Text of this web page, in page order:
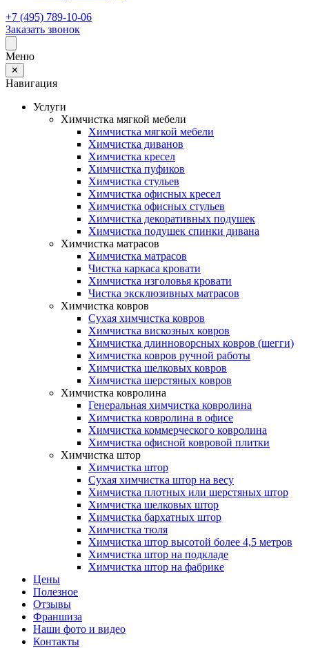
+7 (495) 789-10-06
Заказать звонок
Меню
✕
Навигация
Услуги
Химчистка мягкой мебели
Химчистка мягкой мебели
Химчистка диванов
Химчистка кресел
Химчистка пуфиков
Химчистка стульев
Химчистка офисных кресел
Химчистка офисных стульев
Химчистка декоративных подушек
Химчистка подушек спинки дивана
Химчистка матрасов
Химчистка матрасов
Чистка каркаса кровати
Химчистка изголовья кровати
Чистка эксклюзивных матрасов
Химчистка ковров
Сухая химчистка ковров
Химчистка вискозных ковров
Химчистка длинноворсных ковров (шегги)
Химчистка ковров ручной работы
Химчистка шелковых ковров
Химчистка шерстяных ковров
Химчистка ковролина
Генеральная химчистка ковролина
Химчистка ковролина в офисе
Химчистка коммерческого ковролина
Химчистка офисной ковровой плитки
Химчистка штор
Химчистка штор
Сухая химчистка штор на весу
Химчистка плотных или шерстяных штор
Химчистка шелковых штор
Химчистка бархатных штор
Химчистка тюля
Химчистка штор высотой более 4,5 метров
Химчистка штор на подкладе
Химчистка штор на фабрике
Цены
Полезное
Отзывы
Франшиза
Наши фото и видео
Контакты